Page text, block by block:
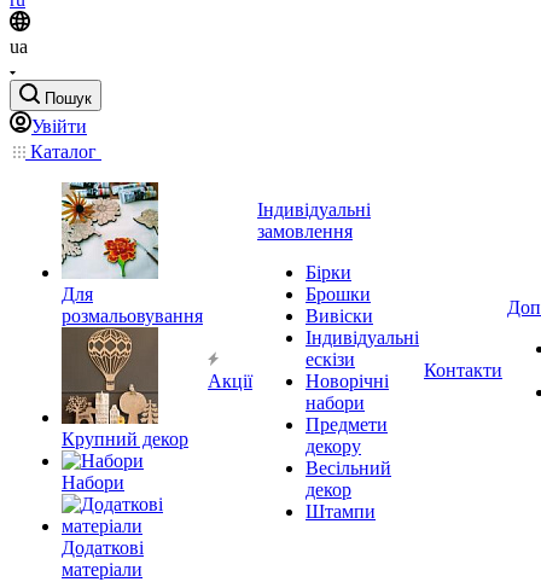
ua
Пошук
Увійти
Каталог
Для
розмальовування
Крупний декор
Набори
Додаткові
матеріали
Акції
Індивідуальні
замовлення
Бірки
Брошки
Вивіски
Індивідуальні
ескізи
Новорічні
набори
Предмети
декору
Весільний
декор
Штампи
Контакти